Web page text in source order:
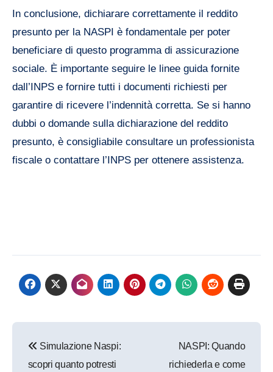
In conclusione, dichiarare correttamente il reddito
presunto per la NASPI è fondamentale per poter
beneficiare di questo programma di assicurazione
sociale. È importante seguire le linee guida fornite
dall’INPS e fornire tutti i documenti richiesti per
garantire di ricevere l’indennità corretta. Se si hanno
dubbi o domande sulla dichiarazione del reddito
presunto, è consigliabile consultare un professionista
fiscale o contattare l’INPS per ottenere assistenza.
articoli
Simulazione Naspi:
scopri quanto potresti
NASPI: Quando
richiederla e come